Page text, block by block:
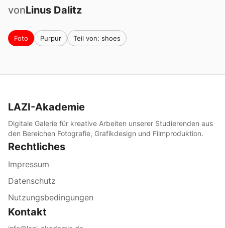
vonLinus Dalitz
Foto Purpur Teil von: shoes
LAZI-Akademie
Digitale Galerie für kreative Arbeiten unserer Studierenden aus
den Bereichen Fotografie, Grafikdesign und Filmproduktion.
Rechtliches
Impressum
Datenschutz
Nutzungsbedingungen
Kontakt